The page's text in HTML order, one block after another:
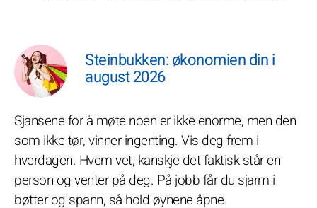
Steinbukken: økonomien din i
august 2026
Sjansene for å møte noen er ikke enorme, men den
som ikke tør, vinner ingenting. Vis deg frem i
hverdagen. Hvem vet, kanskje det faktisk står en
person og venter på deg. På jobb får du sjarm i
bøtter og spann, så hold øynene åpne.